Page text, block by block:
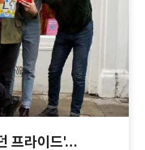
프라이드'…